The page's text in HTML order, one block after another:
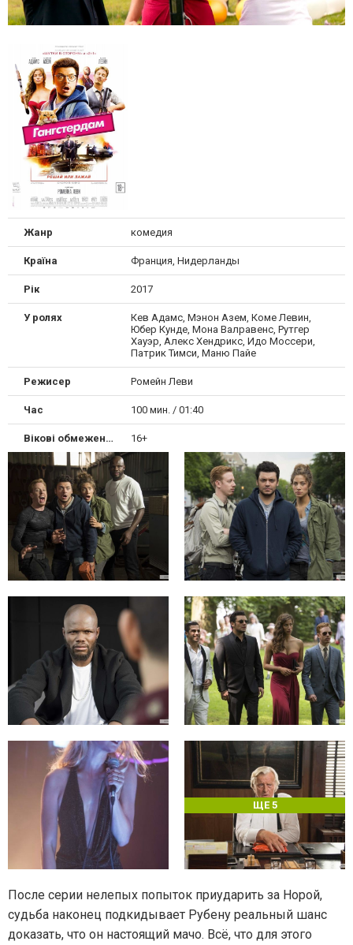
Жанр комедия
Країна Франция, Нидерланды
Рік 2017
У ролях
Кев Адамс, Мэнон Азем, Коме Левин,
Юбер Кунде, Мона Валравенс, Рутгер
Хауэр, Алекс Хендрикс, Идо Моссери,
Патрик Тимси, Маню Пайе
Режисер Ромейн Леви
Час 100 мин. / 01:40
Вікові обмеження 16+
ЩЕ 5
После серии нелепых попыток приударить за Норой,
судьба наконец подкидывает Рубену реальный шанс
доказать, что он настоящий мачо. Всё, что для этого